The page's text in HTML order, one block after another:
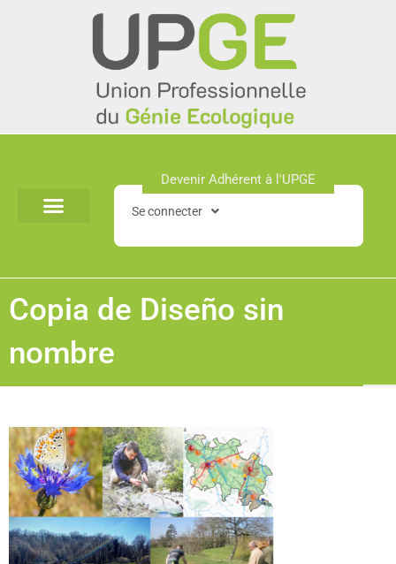
Devenir Adhérent à l'UPGE​
Se connecter
Copia de Diseño sin
nombre